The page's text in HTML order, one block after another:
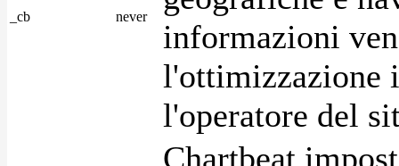
_cb never
informazioni
l'ottimizzazione
l'operatore del
Chartbeat